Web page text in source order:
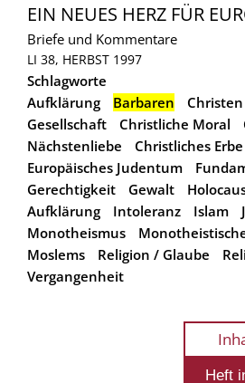
EIN NEUES HERZ FÜR
Briefe und Kommentare
LI 38, HERBST 1997
Schlagworte
Aufklärung
Barbaren Christen
Gesellschaft
Christliche Moral
Nächstenliebe
Christliches Erbe
Europäisches Judentum
Gerechtigkeit
Gewalt
Aufklärung
Intoleranz Islam
Monotheismus
Moslems
Religion / Glaube
Vergangenheit